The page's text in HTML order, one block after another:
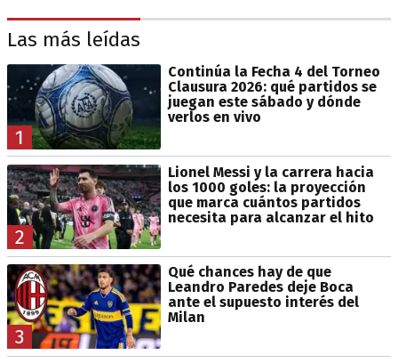
Las más leídas
1
Continúa la Fecha 4 del Torneo
Clausura 2026: qué partidos se
juegan este sábado y dónde
verlos en vivo
2
Lionel Messi y la carrera hacia
los 1000 goles: la proyección
que marca cuántos partidos
necesita para alcanzar el hito
3
Qué chances hay de que
Leandro Paredes deje Boca
ante el supuesto interés del
Milan